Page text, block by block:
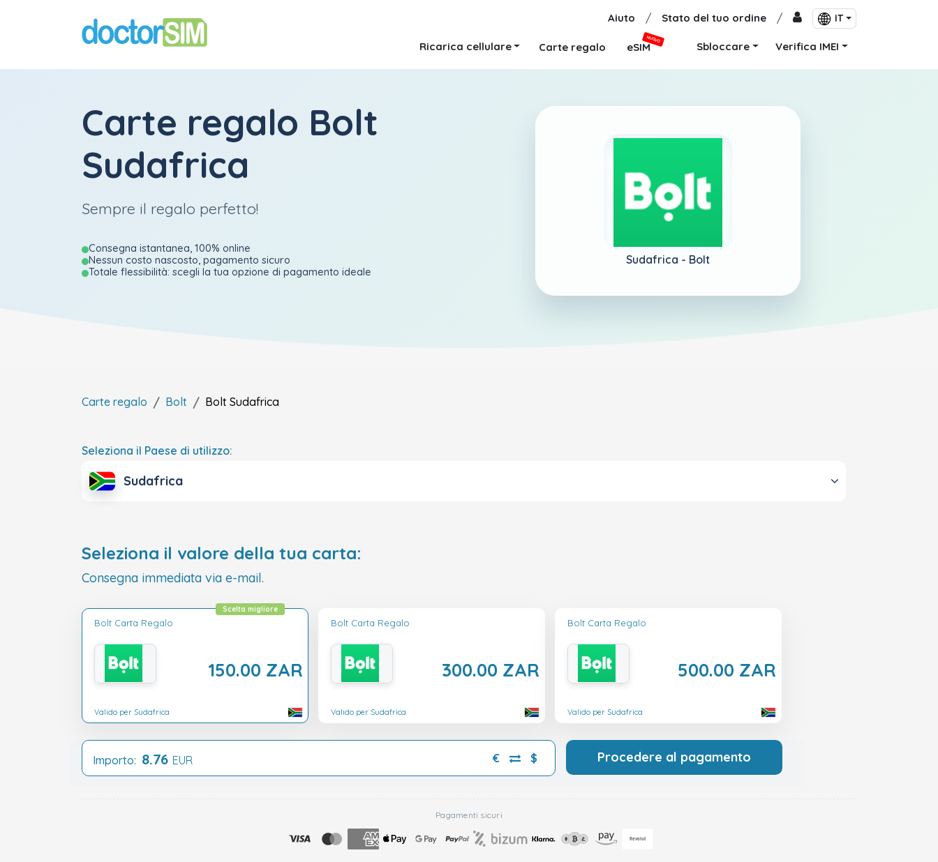
Aiuto / Stato del tuo ordine / IT
Ricarica cellulare Carte regalo eSIM
NUOVO
Sbloccare Verifica IMEI
Carte regalo Bolt
Sudafrica
Sempre il regalo perfetto!
Consegna istantanea, 100% online
Nessun costo nascosto, pagamento sicuro
Totale flessibilità: scegli la tua opzione di pagamento ideale
Sudafrica - Bolt
Carte regalo Bolt Bolt Sudafrica
Seleziona il Paese di utilizzo:
Sudafrica
Seleziona il valore della tua carta:
Consegna immediata via e-mail.
Bolt Carta Regalo
150.00 ZAR
Scelta migliore
Valido per Sudafrica
Bolt Carta Regalo
300.00 ZAR
Valido per Sudafrica
Bolt Carta Regalo
500.00 ZAR
Valido per Sudafrica
Importo: 8.76 EUR € $ Procedere al pagamento
Pagamenti sicuri